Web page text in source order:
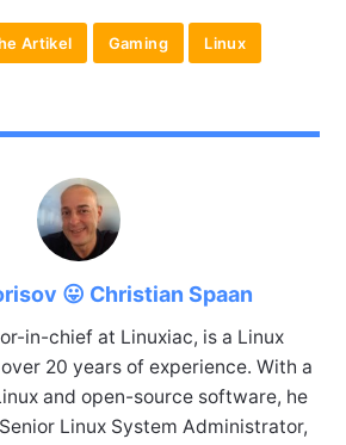
Artikel Gaming Linux
😛 Christian Spaan
in-chief at Linuxiac, is a Linux
20 years of experience. With a
and open-source software, he
Linux System Administrator,